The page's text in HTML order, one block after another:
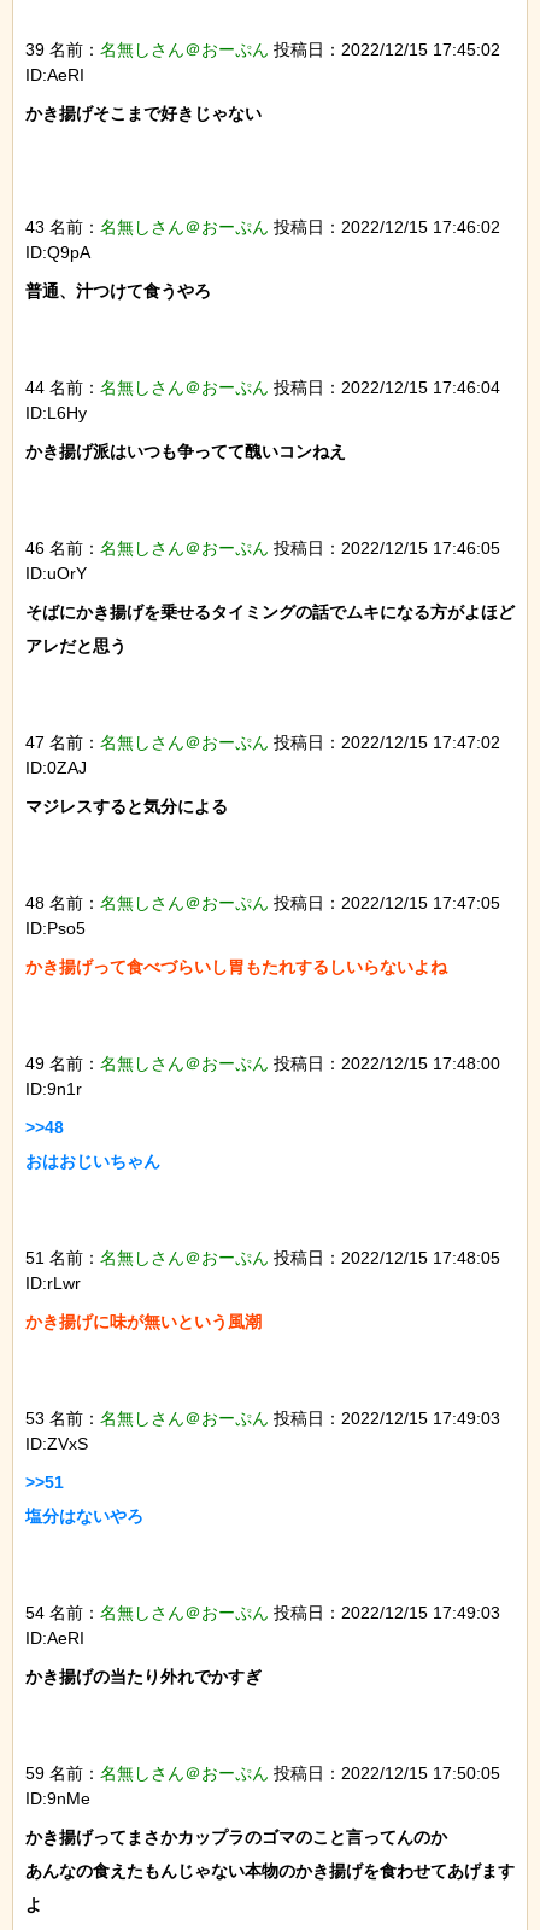
39 名前： 名無しさん＠おーぷん 投稿日：2022/12/15 17:45:02
ID:AeRI
かき揚げそこまで好きじゃない
43 名前： 名無しさん＠おーぷん 投稿日：2022/12/15 17:46:02
ID:Q9pA
普通、汁つけて食うやろ
44 名前： 名無しさん＠おーぷん 投稿日：2022/12/15 17:46:04
ID:L6Hy
かき揚げ派はいつも争ってて醜いコンねえ
46 名前： 名無しさん＠おーぷん 投稿日：2022/12/15 17:46:05
ID:uOrY
そばにかき揚げを乗せるタイミングの話でムキになる方がよほど
アレだと思う
47 名前： 名無しさん＠おーぷん 投稿日：2022/12/15 17:47:02
ID:0ZAJ
マジレスすると気分による
48 名前： 名無しさん＠おーぷん 投稿日：2022/12/15 17:47:05
ID:Pso5
かき揚げって食べづらいし胃もたれするしいらないよね
49 名前： 名無しさん＠おーぷん 投稿日：2022/12/15 17:48:00
ID:9n1r
>>48
おはおじいちゃん
51 名前： 名無しさん＠おーぷん 投稿日：2022/12/15 17:48:05
ID:rLwr
かき揚げに味が無いという風潮
53 名前： 名無しさん＠おーぷん 投稿日：2022/12/15 17:49:03
ID:ZVxS
>>51
塩分はないやろ
54 名前： 名無しさん＠おーぷん 投稿日：2022/12/15 17:49:03
ID:AeRI
かき揚げの当たり外れでかすぎ
59 名前： 名無しさん＠おーぷん 投稿日：2022/12/15 17:50:05
ID:9nMe
かき揚げってまさかカップラのゴマのこと言ってんのか
あんなの食えたもんじゃない本物のかき揚げを食わせてあげます
よ